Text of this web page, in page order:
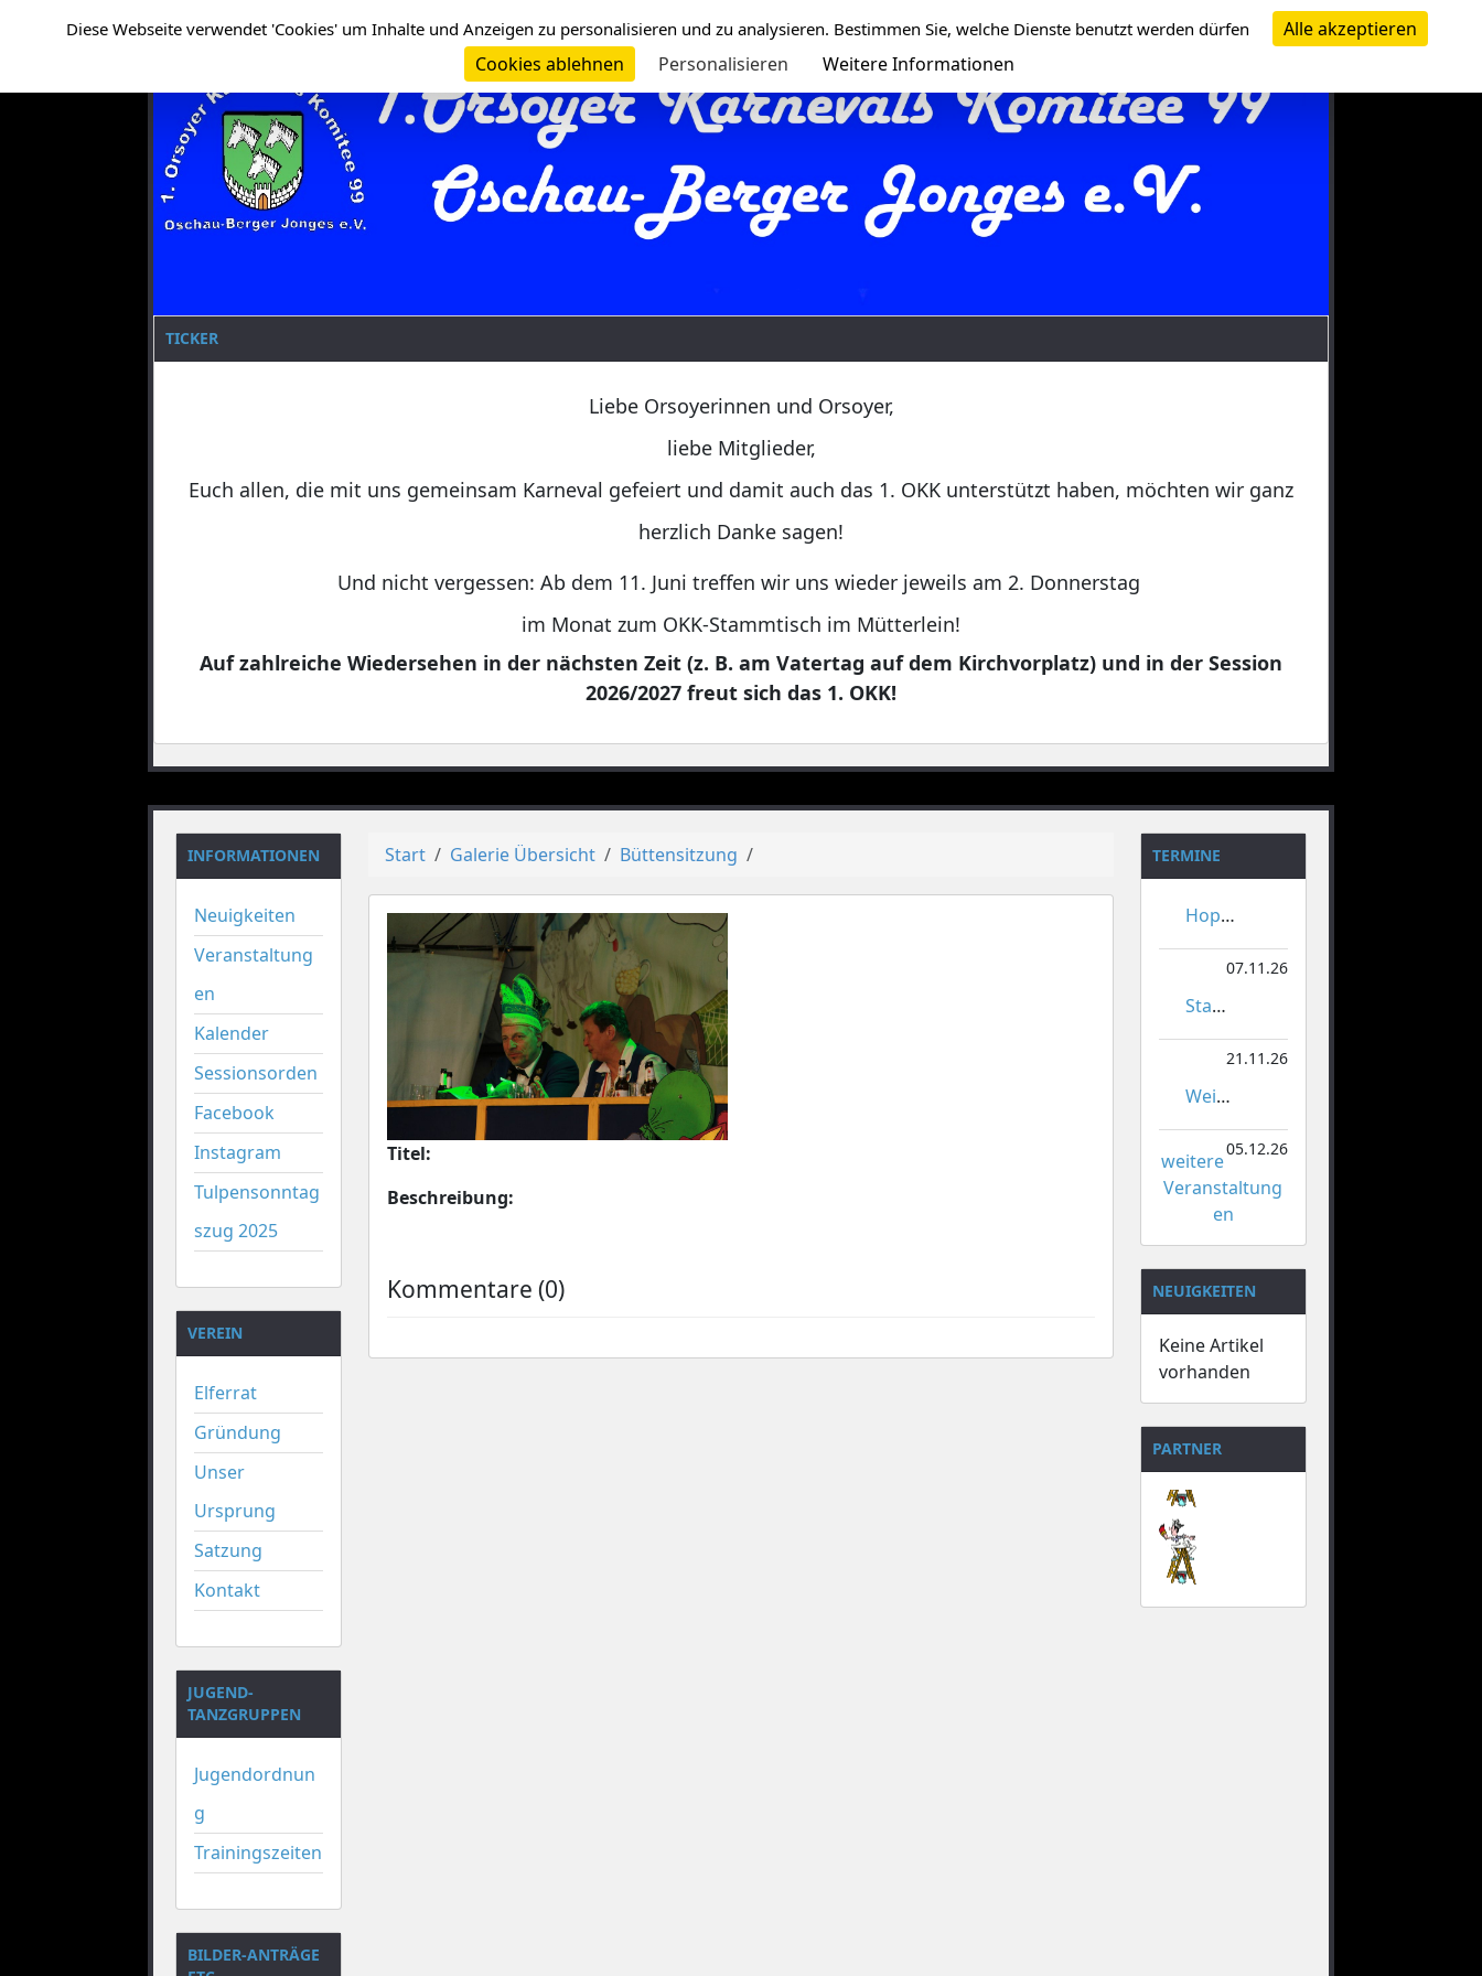
TICKER
Liebe Orsoyerinnen und Orsoyer,
liebe Mitglieder,
Euch allen, die mit uns gemeinsam Karneval gefeiert und damit auch das 1. OKK unterstützt haben, möchten wir ganz
herzlich Danke sagen!
Und nicht vergessen: Ab dem 11. Juni treffen wir uns wieder jeweils am 2. Donnerstag
im Monat zum OKK-Stammtisch im Mütterlein!
Auf zahlreiche Wiedersehen in der nächsten Zeit (z. B. am Vatertag auf dem Kirchvorplatz) und in der Session
2026/2027 freut sich das 1. OKK!
INFORMATIONEN
Neuigkeiten
Veranstaltung
en
Kalender
Sessionsorden
Facebook
Instagram
Tulpensonntag
szug 2025
VEREIN
Elferrat
Gründung
Unser
Ursprung
Satzung
Kontakt
JUGEND-
TANZGRUPPEN
Jugendordnun
g
Trainingszeiten
BILDER-ANTRÄGE
Start Galerie Übersicht Büttensitzung
Titel:
Beschreibung:
Kommentare (0)
TERMINE
Hoppeditzerwachen
07.11.26
Stadtmeisterschaften im Gardetanz
21.11.26
Weihnachtsmarkt Orsoy
05.12.26
weitere
Veranstaltung
en
NEUIGKEITEN
Keine Artikel
vorhanden
PARTNER
Diese Webseite verwendet 'Cookies' um Inhalte und Anzeigen zu personalisieren und zu analysieren. Bestimmen Sie, welche Dienste benutzt werden dürfen
Alle akzeptieren
Cookies ablehnen
Personalisieren Weitere Informationen